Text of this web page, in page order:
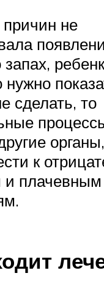
не
запах,
нужно
сделать, то
к
и плачевным